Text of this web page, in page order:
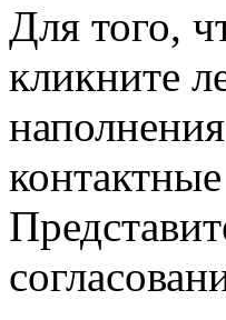
Для того,
кликните